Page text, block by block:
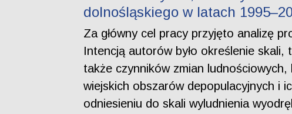
dolnośląskiego w latach
Za główny cel pracy przyjęto analizę
Intencją autorów było określenie
także czynników zmian
wiejskich obszarów depopulacyjnych i
odniesieniu do skali wyludnienia